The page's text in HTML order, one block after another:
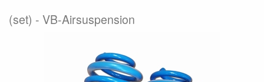
(set) VB-Airsuspension